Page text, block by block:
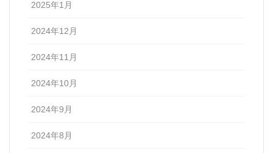
2025年1月
2024年12月
2024年11月
2024年10月
2024年9月
2024年8月